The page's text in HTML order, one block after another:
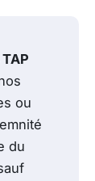
ou
du